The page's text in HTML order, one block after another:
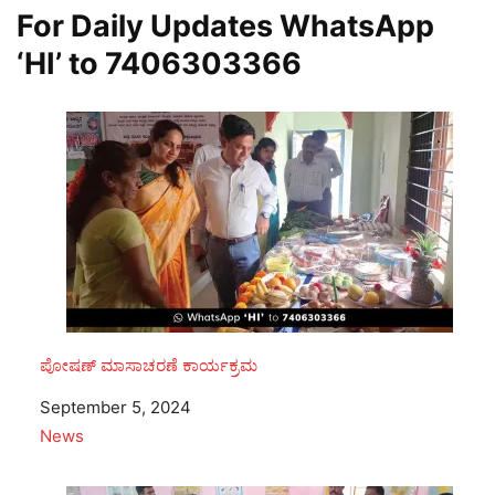
For Daily Updates WhatsApp
‘HI’ to 7406303366
ಪೋಷಣ್ ಮಾಸಾಚರಣೆ ಕಾರ್ಯಕ್ರಮ
Date
September 5, 2024
In relation to
News